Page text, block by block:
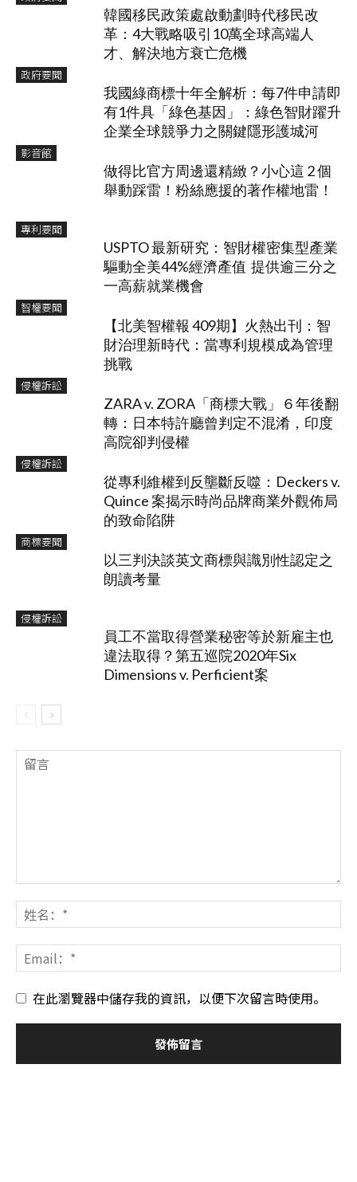
韓國移民政策處啟動劃時代移民改
革：4大戰略吸引10萬全球高端人
才、解決地方衰亡危機
政府要聞
我國綠商標十年全解析：每7件申請即
有1件具「綠色基因」：綠色智財躍升
企業全球競爭力之關鍵隱形護城河
影音館
做得比官方周邊還精緻？小心這 2 個
舉動踩雷！粉絲應援的著作權地雷！
專利要聞
USPTO 最新研究：智財權密集型產業
驅動全美44%經濟產值 提供逾三分之
一高薪就業機會
智權要聞
【北美智權報 409期】火熱出刊：智
財治理新時代：當專利規模成為管理
挑戰
侵權訴訟
ZARA v. ZORA「商標大戰」６年後翻
轉：日本特許廳曾判定不混淆，印度
高院卻判侵權
侵權訴訟
從專利維權到反壟斷反噬：Deckers v.
Quince 案揭示時尚品牌商業外觀佈局
的致命陷阱
商標要聞
以三判決談英文商標與識別性認定之
朗讀考量
侵權訴訟
員工不當取得營業秘密等於新雇主也
違法取得？第五巡院2020年Six
Dimensions v. Perficient案
在此瀏覽器中儲存我的資訊，以便下次留言時使用。